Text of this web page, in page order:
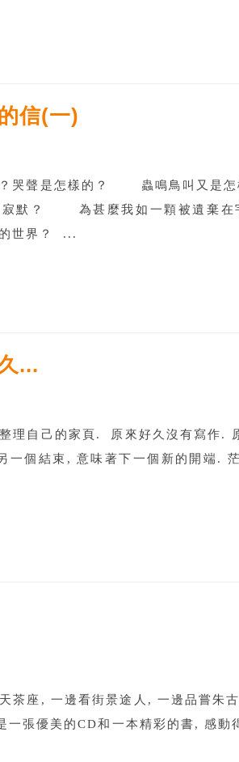
信(一)
哭聲是怎樣的？ 蟲鳴鳥叫又是怎
寂默？ 為甚麼我如一顆被遺棄在
世界？ ...
...
理自己的家頁. 原來好久沒有寫作.
一個結束, 意味著下一個新的開端.
茶座, 一邊看街景途人, 一邊品嘗朱
一張優美的CD和一本精彩的書, 感動